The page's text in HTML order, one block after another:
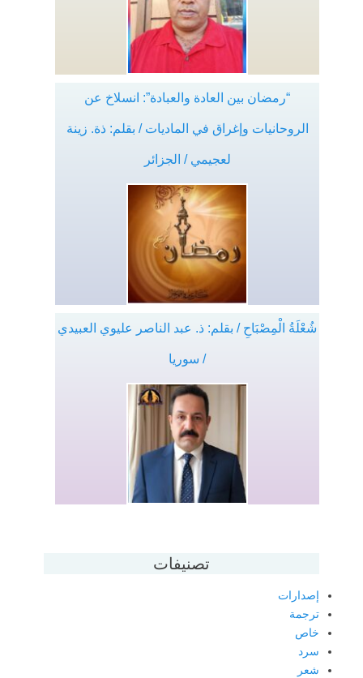
“رمضان بين العادة والعبادة”: انسلاخ عن
الروحانيات وإغراق في الماديات / بقلم: ذة. زينة
لعجيمي / الجزائر
شُعْلَةُ الْمِصْبَاحِ / بقلم: ذ. عبد الناصر عليوي العبيدي
/ سوريا
تصنيفات
إصدارات
ترجمة
خاص
سرد
شعر